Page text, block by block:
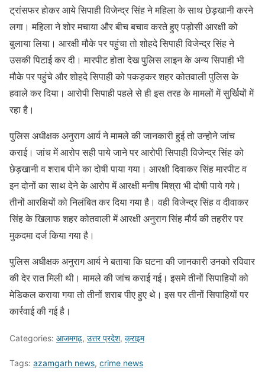
ट्रांसफर होकर आये सिपाही विजेन्द्र सिंह ने महिला के साथ छेड़खानी करने
लगा। महिला ने शोर मचाया और बीच बचाव करते हुए पड़ोसी आरक्षी को
बुलाया लिया। आरक्षी मौके पर पहुंचा तो शोहदे सिपाही विजेन्द्र सिंह ने
उसकी पिटाई कर दी। मारपीट होता देख पुलिस लाइन के अन्य सिपाही भी
मौके पर पहुंचे और शोहदे सिपाही को पकड़कर शहर कोतवाली पुलिस के
हवाले कर दिया। आरोपी सिपाही पहले से ही इस तरह के मामलों में सुर्खियों में
रहा है।
पुलिस अधीक्षक अनुराग आर्य ने मामले की जानकारी हुई तो उन्होने जांच
कराई। जांच में आरोप सही पाये जाने पर आरोपी सिपाही विजेन्द्र सिंह को
छेड़खानी व शराब पीने का दोषी पाया गया। आरक्षी दिवाकर सिंह मारपीट व
इन दोनों का साथ देने के आरोप में आरक्षी मनीष मिश्रा भी दोषी पाये गये।
तीनों आरक्षियों को निलंबित कर दिया गया है। वही विजेन्द्र सिंह व दीवाकर
सिंह के खिलाफ शहर कोतवाली में आरक्षी अनुराग सिंह मौर्य की तहरीर पर
मुकदमा दर्ज किया गया है।
पुलिस अधीक्षक अनुराग आर्य ने बताया कि घटना की जानकारी उनको रविवार
की देर रात मिली थी। मामले की जांच कराई गई। इसमे तीनों सिपाहियों को
मेडिकल कराया गया तो तीनों शराब पीए हुए थे। इस पर तीनों सिपाहियों पर
कार्रवाई की गई है।
Categories: आजमगढ़, उत्तर प्रदेश, क्राइम
Tags: azamgarh news, crime news